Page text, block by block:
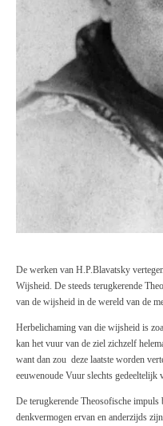
De werken van H.P.Blavatsky
Wijsheid. De steeds terugkerende
van de wijsheid in de wereld van de
Herbelichaming van die wijsheid is
kan het vuur van de ziel zichzelf
want dan zou deze laatste worden
eeuwenoude Vuur slechts gedeeltelijk
De terugkerende Theosofische
denkvermogen ervan en anderzijds